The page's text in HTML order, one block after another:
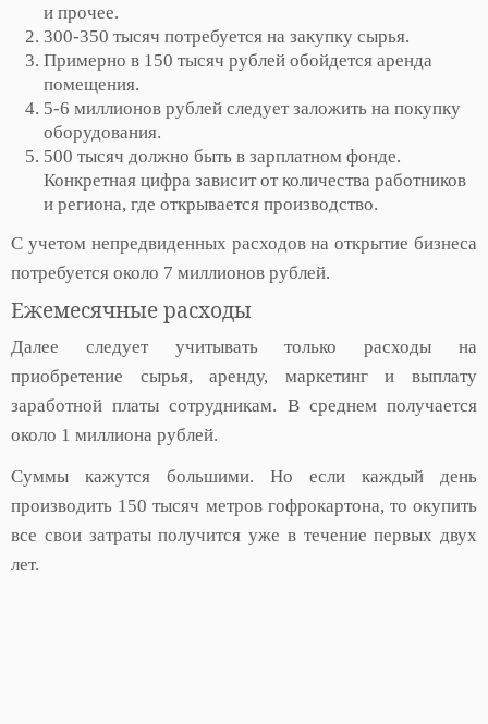
и прочее.
300-350 тысяч потребуется на закупку сырья.
Примерно в 150 тысяч рублей обойдется аренда
помещения.
5-6 миллионов рублей следует заложить на покупку
оборудования.
500 тысяч должно быть в зарплатном фонде.
Конкретная цифра зависит от количества работников
и региона, где открывается производство.
С учетом непредвиденных расходов на открытие бизнеса
потребуется около 7 миллионов рублей.
Ежемесячные расходы
Далее следует учитывать только расходы на
приобретение сырья, аренду, маркетинг и выплату
заработной платы сотрудникам. В среднем получается
около 1 миллиона рублей.
Суммы кажутся большими. Но если каждый день
производить 150 тысяч метров гофрокартона, то окупить
все свои затраты получится уже в течение первых двух
лет.